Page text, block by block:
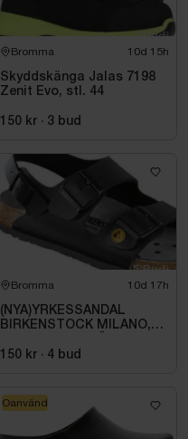
Bromma 10d 15h
Skyddskänga Jalas 7198
Zenit Evo, stl. 44
150 kr · 3 bud
Bromma 10d 17h
(NYA)YRKESSANDAL
BIRKENSTOCK MILANO,
SVART. STL 42
150 kr · 4 bud
Oanvänd